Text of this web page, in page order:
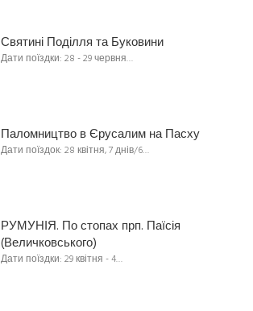
Святині Поділля та Буковини
Дати поїздки: 28 - 29 червня…
Паломництво в Єрусалим на Пасху
Дати поїздок: 28 квітня, 7 днів/6…
РУМУНІЯ. По стопах прп. Паїсія
(Величковського)
Дати поїздки: 29 квітня - 4…